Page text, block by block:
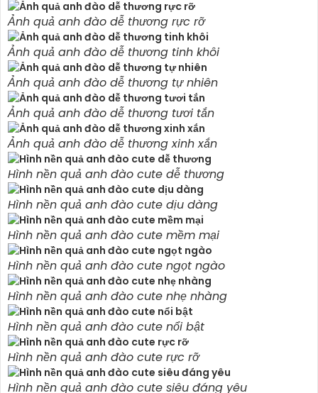
Ảnh quả anh đào dễ thương rực rỡ
Ảnh quả anh đào dễ thương tinh khôi
Ảnh quả anh đào dễ thương tự nhiên
Ảnh quả anh đào dễ thương tươi tắn
Ảnh quả anh đào dễ thương xinh xắn
Hình nền quả anh đào cute dễ thương
Hình nền quả anh đào cute dịu dàng
Hình nền quả anh đào cute mềm mại
Hình nền quả anh đào cute ngọt ngào
Hình nền quả anh đào cute nhẹ nhàng
Hình nền quả anh đào cute nổi bật
Hình nền quả anh đào cute rực rỡ
Hình nền quả anh đào cute siêu đáng yêu